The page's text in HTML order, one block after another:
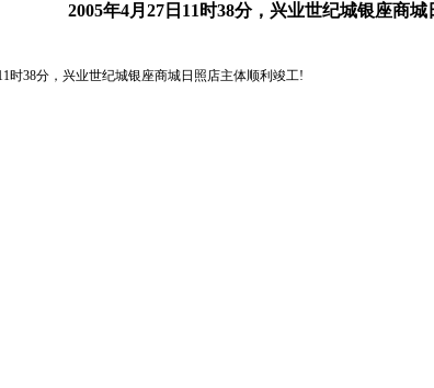
2005年4月27日11时38分，兴业世纪城银座商
时38分，兴业世纪城银座商城日照店主体顺利竣工!